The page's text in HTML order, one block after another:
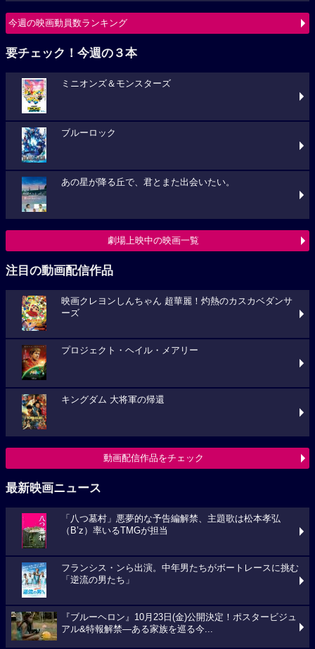
今週の映画動員数ランキング
要チェック！今週の３本
ミニオンズ＆モンスターズ
ブルーロック
あの星が降る丘で、君とまた出会いたい。
劇場上映中の映画一覧
注目の動画配信作品
映画クレヨンしんちゃん 超華麗！灼熱のカスカベダンサ
ーズ
プロジェクト・ヘイル・メアリー
キングダム 大将軍の帰還
動画配信作品をチェック
最新映画ニュース
「八つ墓村」悪夢的な予告編解禁、主題歌は松本孝弘
（B’z）率いるTMGが担当
フランシス・ンら出演。中年男たちがボートレースに挑む
「逆流の男たち」
『ブルーヘロン』10月23日(金)公開決定！ポスタービジュ
アル&特報解禁―ある家族を巡る今...